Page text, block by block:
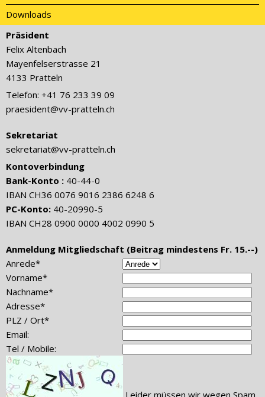
Downloads
Präsident
Felix Altenbach
Mayenfelserstrasse 21
4133 Pratteln
Telefon: +41 76 233 39 09
praesident@vv-pratteln.ch
Sekretariat
sekretariat@vv-pratteln.ch
Kontoverbindung
Bank-Konto : 40-44-0
IBAN CH36 0076 9016 2386 6248 6
PC-Konto: 40-20990-5
IBAN CH28 0900 0000 4002 0990 5
Anmeldung Mitgliedschaft (Beitrag mindestens Fr. 15.--)
Anrede*
Vorname*
Nachname*
Adresse*
PLZ / Ort*
Email:
Tel / Mobile:
Leider müssen wir wegen Spam